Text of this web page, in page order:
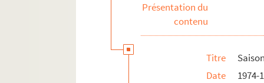
Présentation du
contenu
Titre
Date
1974-